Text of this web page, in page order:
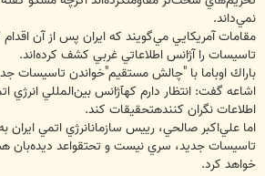
نمي‌داند.
مقامات آمريكايي مي‌گويند كه ايران پس از آن
تاسيسات را آژانس اطلاعاتي غربي كشف كرده‌اند.
باراك اوباما با "چالش مستقيم"خواندن تاسيسات
اشاعه گفت: انتظار دارم كهآژانس بين‌المللي انرژي
اطلاعات نگران كنندهتحقيقات كند.
اما علي‌اكبر صالحي، رييس سازمانانرژي اتمي ايران
تاسيسات جديد، سري نيست و تحتقواعد ديده‌بان
خواهد كرد.